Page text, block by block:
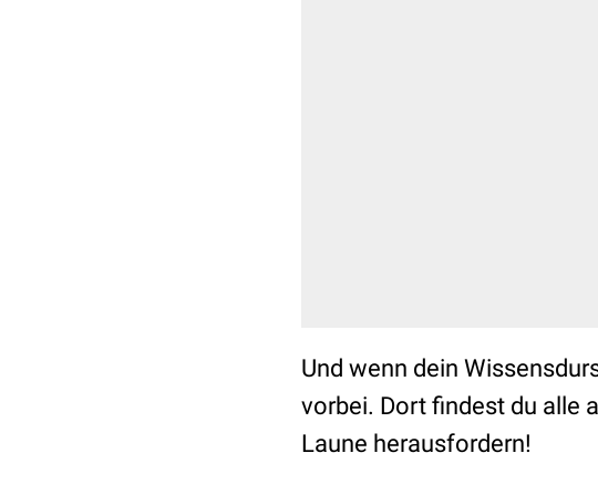
Und wenn dein
vorbei. Dort findest du alle
Laune herausfordern!